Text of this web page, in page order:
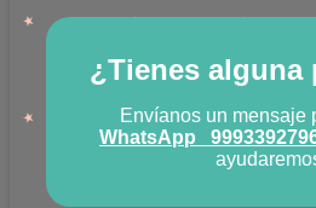
¿Tienes alguna
Envíanos un mensaje
WhatsApp